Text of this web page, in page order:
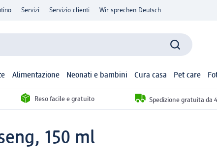
Servizi Servizio clienti Wir sprechen Deutsch
Alimentazione Neonati e bambini Cura casa Pet care
Reso facile e gratuito Spedizione gratuita da
150 ml